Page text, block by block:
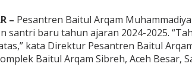
– Pesantren Baitul Arqam
santri baru tahun ajaran 2024-2025.
kata Direktur Pesantren Baitul
Baitul Arqam Sibreh, Aceh Besar,